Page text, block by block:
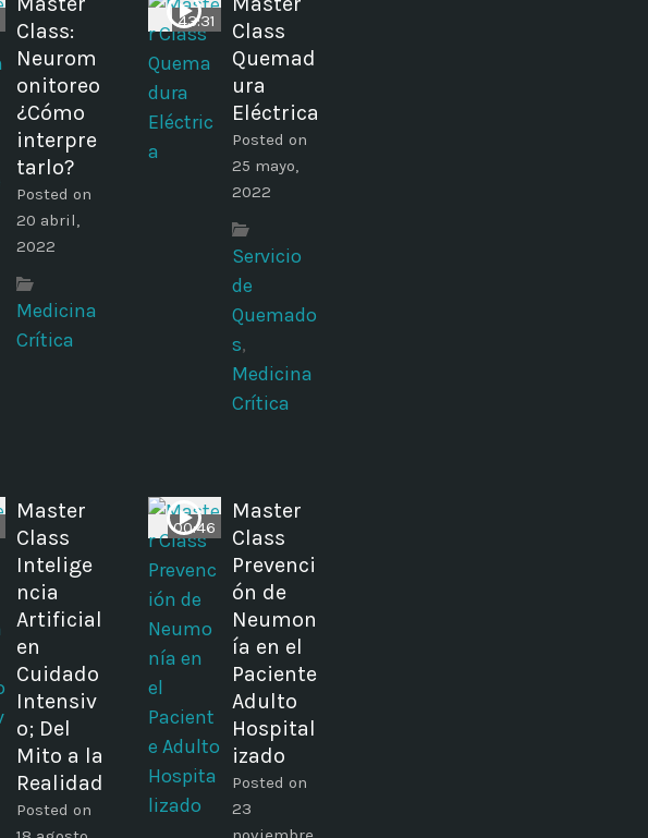
Class:
Neurom
onitoreo
¿Cómo
interpre
tarlo?
Posted on
20 abril,
2022
Medicina
Crítica
43:31
Class
Quemad
ura
Eléctrica
Posted on
25 mayo,
2022
Servicio
de
Quemado
s,
Medicina
Crítica
Master
Class
Intelige
ncia
Artificial
en
Cuidado
Intensiv
o; Del
Mito a la
Realidad
Posted on
00:46
Master
Class
Prevenci
ón de
Neumon
ía en el
Paciente
Adulto
Hospital
izado
Posted on
23